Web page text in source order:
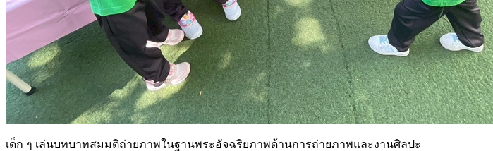
เด็ก ๆ เล่นบทบาทสมมติถ่ายภาพในฐานพระอัจฉริยภาพด้านการถ่ายภาพและงานศิลปะ